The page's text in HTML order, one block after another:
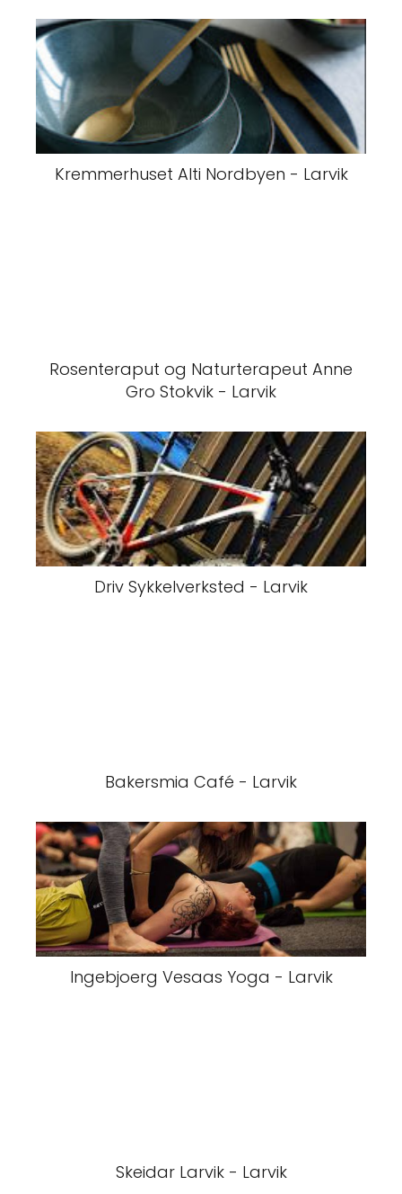
Kremmerhuset Alti Nordbyen - Larvik
Rosenteraput og Naturterapeut Anne
Gro Stokvik - Larvik
Driv Sykkelverksted - Larvik
Bakersmia Café - Larvik
Ingebjoerg Vesaas Yoga - Larvik
Skeidar Larvik - Larvik